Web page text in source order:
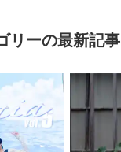
リーの最新記事